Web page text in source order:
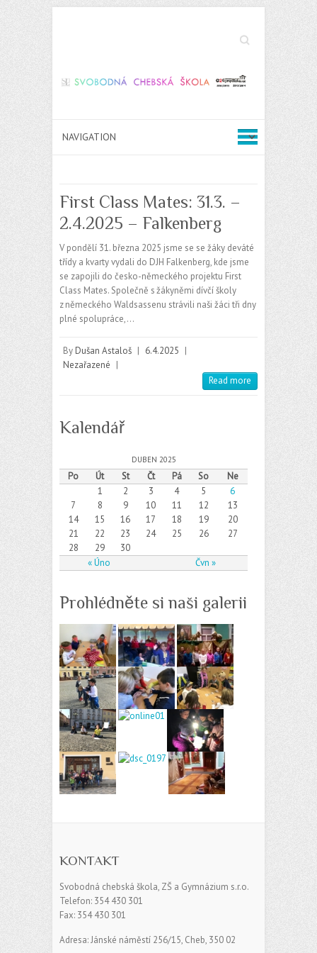
Search
First Class Mates: 31.3. –
2.4.2025 – Falkenberg
V pondělí 31. března 2025 jsme se se žáky deváté
třídy a kvarty vydali do DJH Falkenberg, kde jsme
se zapojili do česko-německého projektu First
Class Mates. Společně s žákyněmi dívčí školy
z německého Waldsassenu strávili naši žáci tři dny
plné spolupráce,…
By Dušan Astaloš | 6.4.2025 |
Nezařazené |
Read more
Kalendář
DUBEN 2025
Po Út St Čt Pá So Ne
« Úno Čvn »
1 2 3 4 5
6
7
8 9 10 11 12
13
14
15 16 17 18 19
20
21
22 23 24 25 26
27
28
29 30
Prohlédněte si naši galerii
KONTAKT
Svobodná chebská škola, ZŠ a Gymnázium s.r.o.
Telefon: 354 430 301
Fax: 354 430 301
Adresa: Jánské náměstí 256/15, Cheb, 350 02